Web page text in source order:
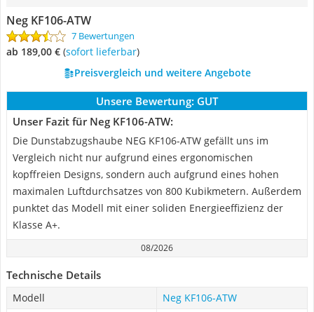
Neg KF106-ATW
7 Bewertungen
ab 189,00 € ( Sofort lieferbar)
Preisvergleich und weitere Angebote
Unsere Bewertung: GUT
Unser Fazit für Neg KF106-ATW:
Die Dunstabzugshaube NEG KF106-ATW gefällt uns im
Vergleich nicht nur aufgrund eines ergonomischen
kopffreien Designs, sondern auch aufgrund eines hohen
maximalen Luftdurchsatzes von 800 Kubikmetern. Außerdem
punktet das Modell mit einer soliden Energieeffizienz der
Klasse A+.
08/2026
Technische Details
Modell
Neg KF106-ATW